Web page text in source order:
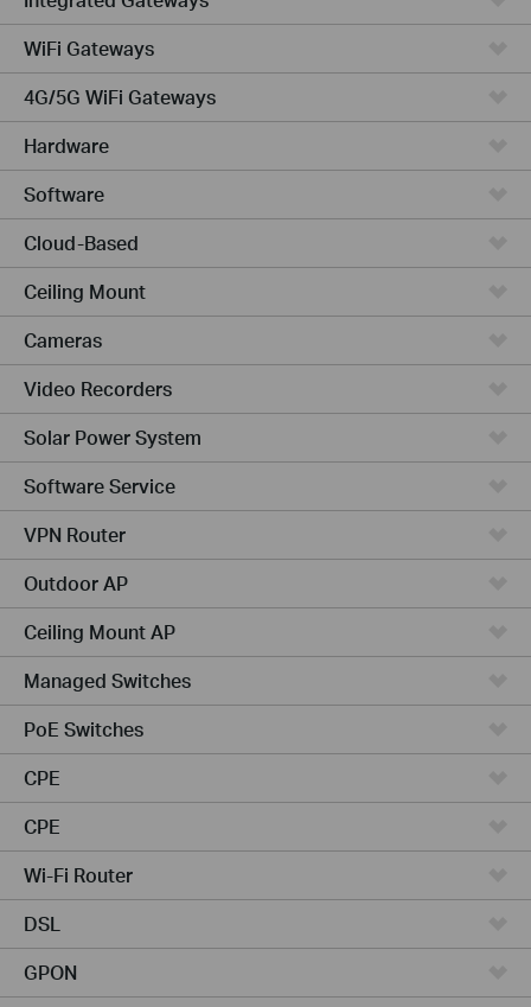
WiFi Gateways
4G/5G WiFi Gateways
Hardware
Software
Cloud-Based
Ceiling Mount
Cameras
Video Recorders
Solar Power System
Software Service
VPN Router
Outdoor AP
Ceiling Mount AP
Managed Switches
PoE Switches
CPE
CPE
Wi-Fi Router
DSL
GPON